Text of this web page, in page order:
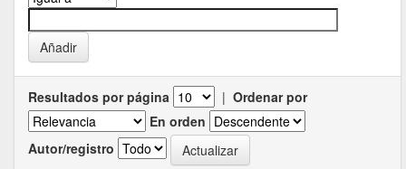
Resultados por página | Ordenar por
En orden
Autor/registro